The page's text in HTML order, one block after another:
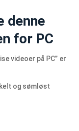
denne
for PC
videoer på PC” er
og sømløst